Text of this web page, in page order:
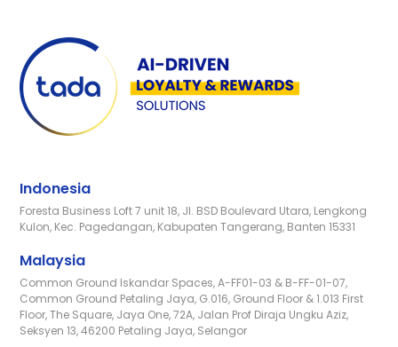
Indonesia
Foresta Business Loft 7 unit 18, Jl. BSD Boulevard Utara, Lengkong
Kulon, Kec. Pagedangan, Kabupaten Tangerang, Banten 15331
Malaysia
Common Ground Iskandar Spaces, A-FF01-03 & B-FF-01-07,
Common Ground Petaling Jaya, G.016, Ground Floor & 1.013 First
Floor, The Square, Jaya One, 72A, Jalan Prof Diraja Ungku Aziz,
Seksyen 13, 46200 Petaling Jaya, Selangor